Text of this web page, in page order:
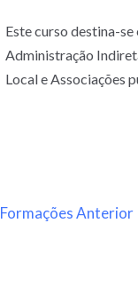
Este curso destina-
Administração
Local e Associações
Formações Anterior